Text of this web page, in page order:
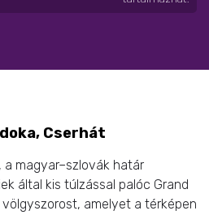
Cserhát
a magyar–szlovák határ
által kis túlzással palóc Grand
amelyet a térképen